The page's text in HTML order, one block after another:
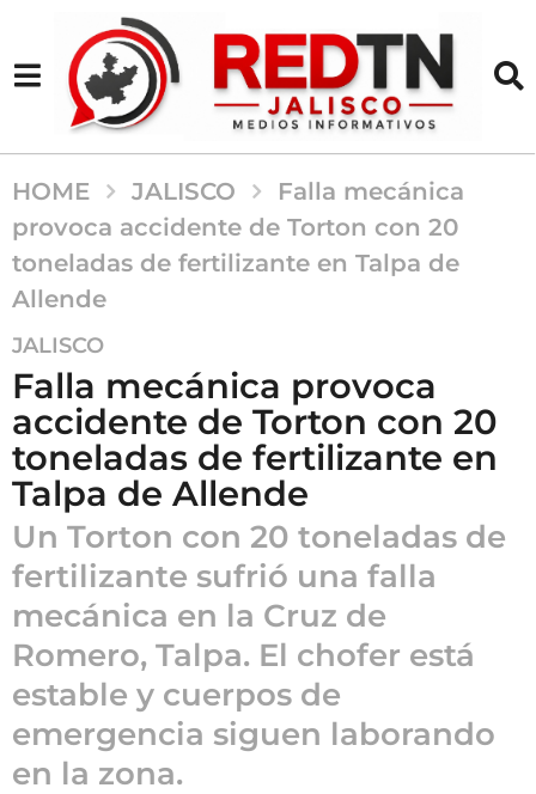
HOME JALISCO
Falla mecánica
provoca accidente de Torton con 20
toneladas de fertilizante en Talpa de
Allende
1
a
ñ
o
a
g
o
1
a
o
a
g
o
JALISCO
Falla mecánica provoca
accidente de Torton con 20
toneladas de fertilizante en
Talpa de Allende
Un Torton con 20 toneladas de
fertilizante sufrió una falla
mecánica en la Cruz de
Romero, Talpa. El chofer está
estable y cuerpos de
emergencia siguen laborando
en la zona.